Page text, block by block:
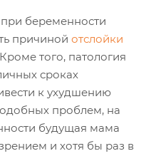
беременности
причиной отслойки
того, патология
сроках
к ухудшению
проблем, на
будущая мама
и хотя бы раз в